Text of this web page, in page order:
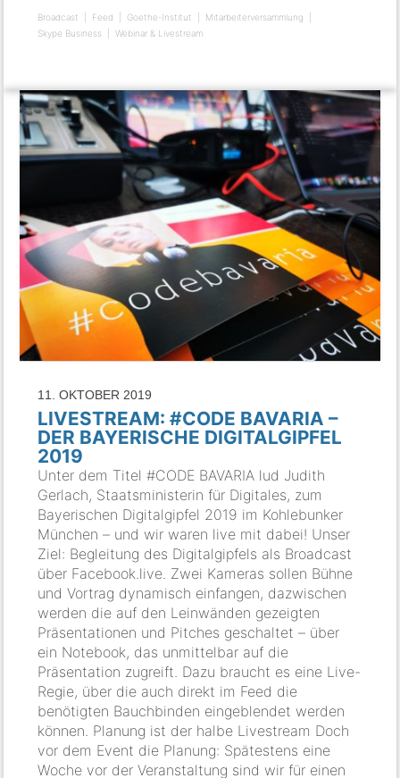
Broadcast Feed Goethe-Institut
Mitarbeiterversammlung
Skype Business
Webinar & Livestream
11. OKTOBER 2019
LIVESTREAM: #CODE BAVARIA –
DER BAYERISCHE DIGITALGIPFEL
2019
Unter dem Titel #CODE BAVARIA lud Judith
Gerlach, Staatsministerin für Digitales, zum
Bayerischen Digitalgipfel 2019 im Kohlebunker
München – und wir waren live mit dabei! Unser
Ziel: Begleitung des Digitalgipfels als Broadcast
über Facebook.live. Zwei Kameras sollen Bühne
und Vortrag dynamisch einfangen, dazwischen
werden die auf den Leinwänden gezeigten
Präsentationen und Pitches geschaltet – über
ein Notebook, das unmittelbar auf die
Präsentation zugreift. Dazu braucht es eine Live-
Regie, über die auch direkt im Feed die
benötigten Bauchbinden eingeblendet werden
können. Planung ist der halbe Livestream Doch
vor dem Event die Planung: Spätestens eine
Woche vor der Veranstaltung sind wir für einen